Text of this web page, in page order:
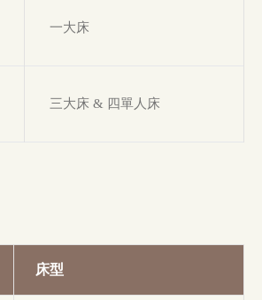
一大床
三大床 & 四單人床
床型